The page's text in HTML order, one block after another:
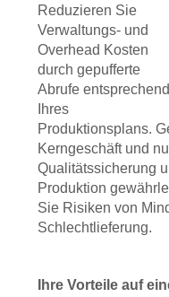
Reduzieren Sie
Verwaltungs- und
Overhead Kosten
durch gepufferte
Abrufe entsprechend
Ihres
Produktionsplans.
Kerngeschäft und
Qualitätssicherung
Produktion
Sie Risiken von
Schlechtlieferung.
Ihre Vorteile auf